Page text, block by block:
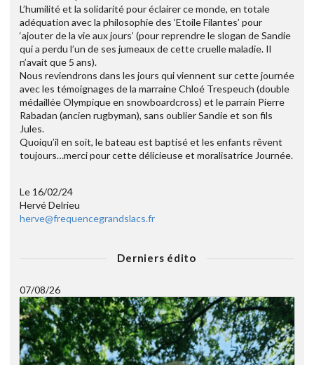
L’humilité et la solidarité pour éclairer ce monde, en totale
adéquation avec la philosophie des ‘Etoile Filantes’ pour
‘ajouter de la vie aux jours’ (pour reprendre le slogan de Sandie
qui a perdu l’un de ses jumeaux de cette cruelle maladie. Il
n’avait que 5 ans).
Nous reviendrons dans les jours qui viennent sur cette journée
avec les témoignages de la marraine Chloé Trespeuch (double
médaillée Olympique en snowboardcross) et le parrain Pierre
Rabadan (ancien rugbyman), sans oublier Sandie et son fils
Jules.
Quoiqu’il en soit, le bateau est baptisé et les enfants rêvent
toujours…merci pour cette délicieuse et moralisatrice Journée.
Le 16/02/24
Hervé Delrieu
herve@frequencegrandslacs.fr
Derniers édito
07/08/26